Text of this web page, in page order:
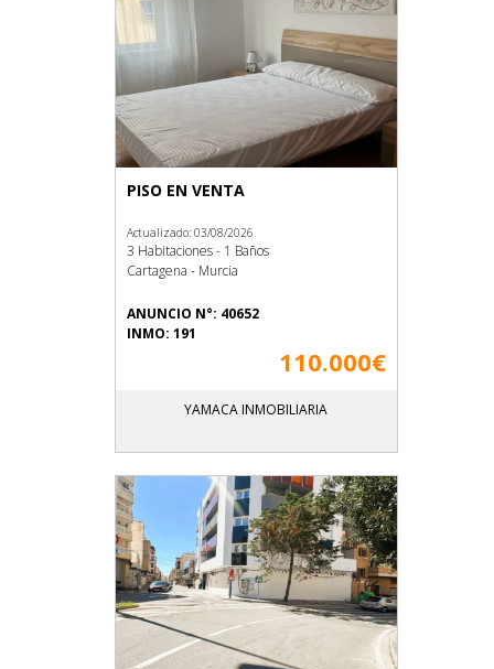
PISO EN VENTA
Actualizado: 03/08/2026
3 Habitaciones - 1 Baños
Cartagena - Murcia
ANUNCIO N°: 40652
INMO: 191
110.000€
YAMACA INMOBILIARIA